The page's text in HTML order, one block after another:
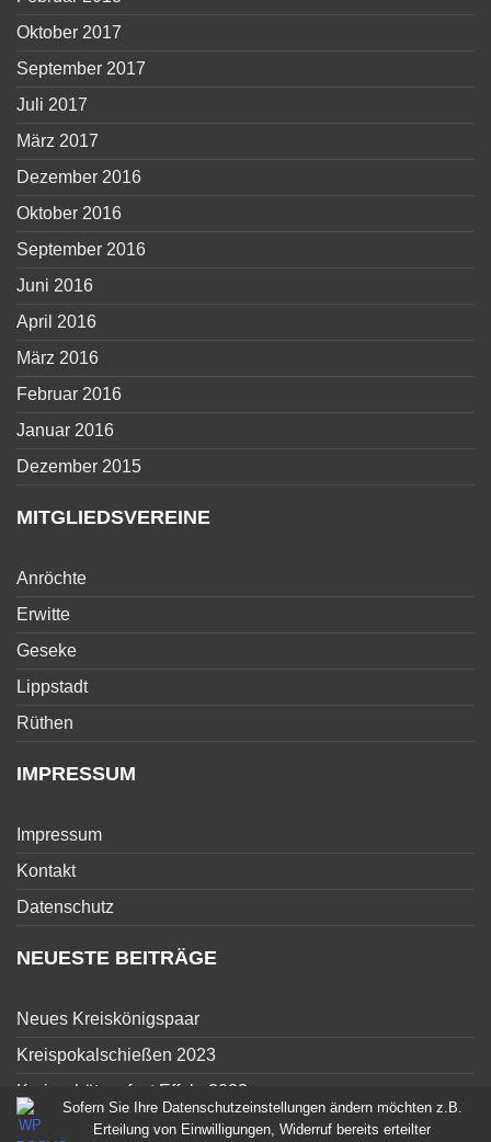
Oktober 2017
September 2017
Juli 2017
März 2017
Dezember 2016
Oktober 2016
September 2016
Juni 2016
April 2016
März 2016
Februar 2016
Januar 2016
Dezember 2015
MITGLIEDSVEREINE
Anröchte
Erwitte
Geseke
Lippstadt
Rüthen
IMPRESSUM
Impressum
Kontakt
Datenschutz
NEUESTE BEITRÄGE
Neues Kreiskönigspaar
Kreispokalschießen 2023
Kreisschützenfest Effeln 2023
Jungschützen Treffunternehmen – Jetzt geht es los
Sofern Sie Ihre Datenschutzeinstellungen ändern möchten z.B.
Erteilung von Einwilligungen, Widerruf bereits erteilter